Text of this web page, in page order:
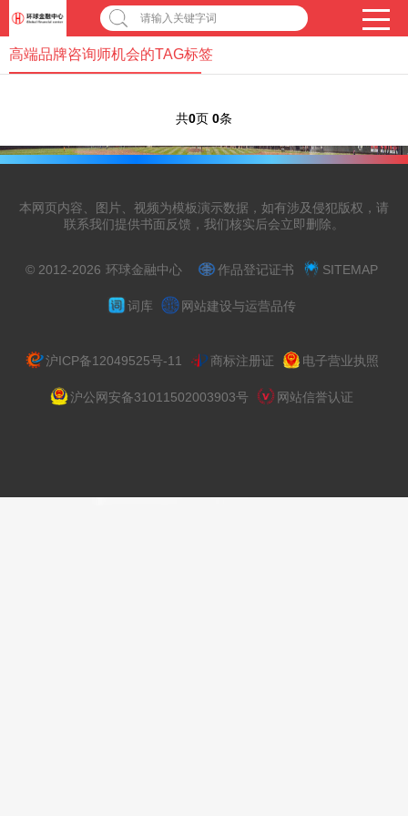
请输入关键字词
高端品牌咨询师机会的TAG标签
共0页 0条
本网页内容、图片、视频为模板演示数据，如有涉及侵犯版权，请
联系我们提供书面反馈，我们核实后会立即删除。
© 2012-2026 环球金融中心 作品登记证书 SITEMAP
词库 网站建设与运营品传
沪ICP备12049525号-11 商标注册证 电子营业执照
沪公网安备31011502003903号 网站信誉认证